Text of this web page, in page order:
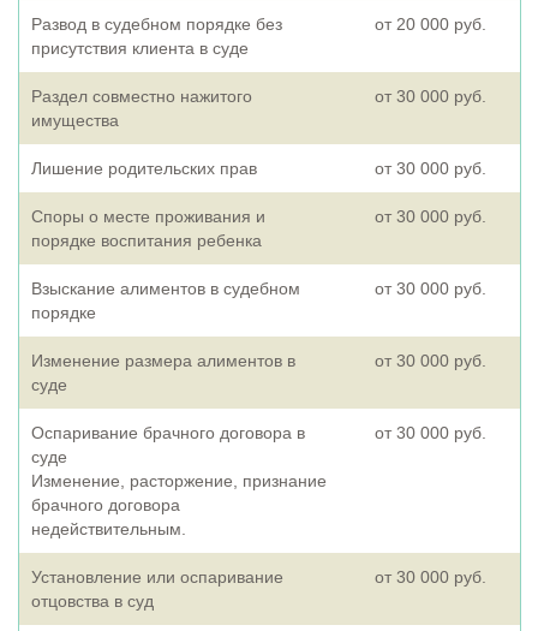
Развод в судебном порядке без
присутствия клиента в суде
от 20 000 руб.
Раздел совместно нажитого
имущества
от 30 000 руб.
Лишение родительских прав от 30 000 руб.
Споры о месте проживания и
порядке воспитания ребенка
от 30 000 руб.
Взыскание алиментов в судебном
порядке
от 30 000 руб.
Изменение размера алиментов в
суде
от 30 000 руб.
Оспаривание брачного договора в
суде
Изменение, расторжение, признание
брачного договора
недействительным.
от 30 000 руб.
Установление или оспаривание
отцовства в суд
от 30 000 руб.